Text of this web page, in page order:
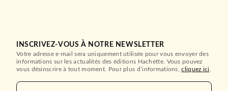
INSCRIVEZ-VOUS À NOTRE NEWSLETTER
Votre adresse e-mail sera uniquement utilisée pour vous envoyer des
informations sur les actualités des éditions Hachette. Vous pouvez
vous désinscrire à tout moment. Pour plus d’informations,cliquez ici